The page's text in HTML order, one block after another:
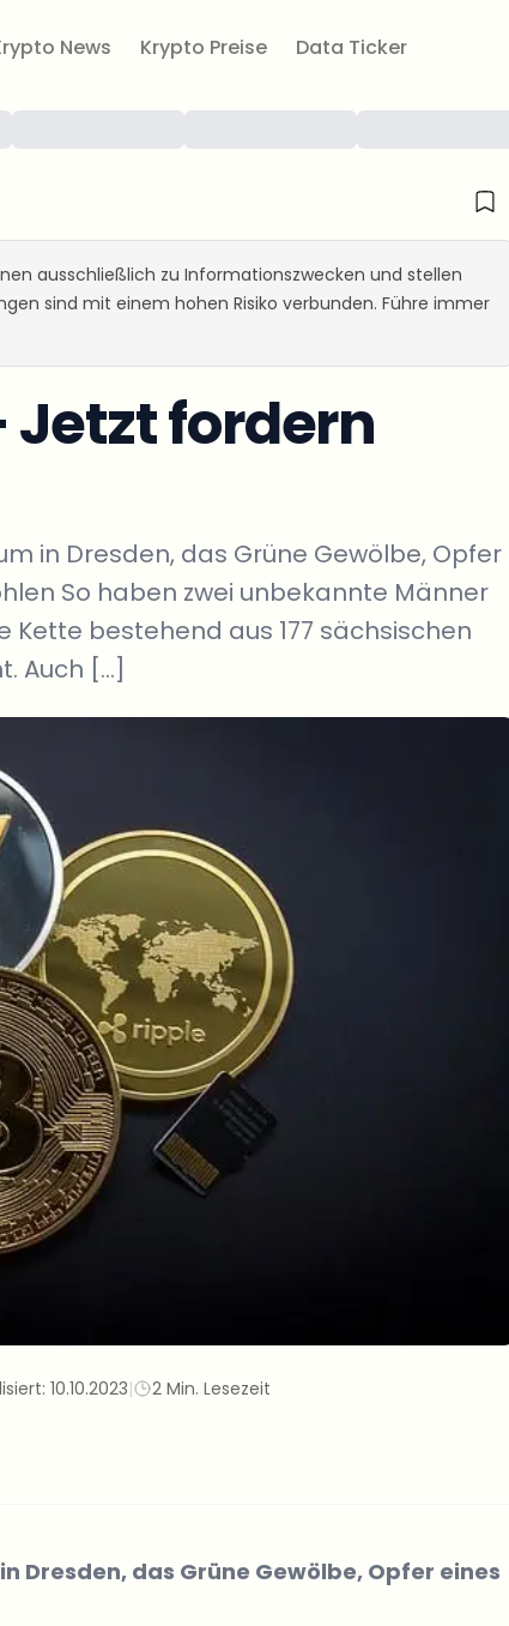
News Krypto Preise Data Ticker
ausschließlich zu Informationszwecken und stellen
sind mit einem hohen Risiko verbunden. Führe immer
Jetzt fordern
in Dresden, das Grüne Gewölbe, Opfer
So haben zwei unbekannte Männer
bestehend aus 177 sächsischen
Auch […]
10.10.2023| 2 Min. Lesezeit
Dresden, das Grüne Gewölbe, Opfer eines